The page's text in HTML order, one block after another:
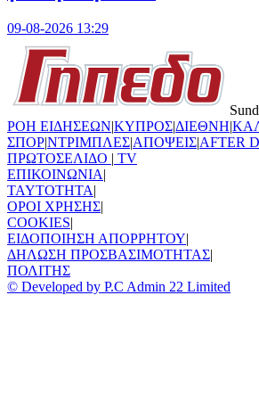
09-08-2026 13:29
ΡΟΗ ΕΙΔΗΣΕΩΝ|ΚΥΠΡΟΣ|ΔΙΕΘΝΗ|
ΣΠΟΡ|ΝΤΡΙΜΠΛΕΣ|ΑΠΟΨΕΙΣ|AFTER
ΠΡΩΤΟΣΕΛΙΔΟ | TV
ΕΠΙΚΟΙΝΩΝΙΑ|
TAYTOTHTA|
ΟΡΟΙ ΧΡΗΣΗΣ|
COOKIES|
ΕΙΔΟΠΟΙΗΣΗ ΑΠΟΡΡΗΤΟΥ|
ΔΗΛΩΣΗ ΠΡΟΣΒΑΣΙΜΟΤΗΤΑΣ|
ΠΟΛΙΤΗΣ
© Developed by P.C Admin 22 Limited